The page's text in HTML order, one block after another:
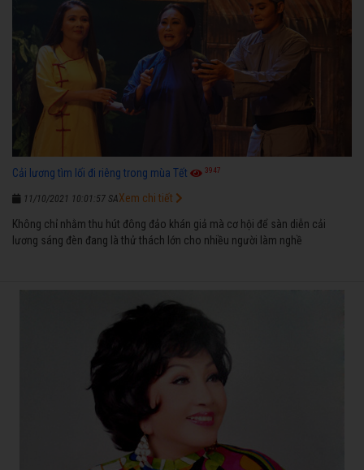
Cải lương tìm lối đi riêng trong mùa Tết 3947
11/10/2021 10:01:57 SA
Không chỉ nhằm thu hút đông đảo khán giả mà cơ hội để sàn diễn cải
lương sáng đèn đang là thử thách lớn cho nhiều người làm nghề
Xem chi tiết